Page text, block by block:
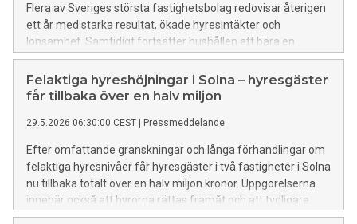
Flera av Sveriges största fastighetsbolag redovisar återigen
ett år med starka resultat, ökade hyresintäkter och
lönsamhet. Samtidigt fortsätter hushållen att bära en
växande kostnadsbörda – en utveckling som enligt
Hyresgästföreningen måste märkas i årets
hyresförhandlingar.
Felaktiga hyreshöjningar i Solna – hyresgäster
får tillbaka över en halv miljon
29.5.2026 06:30:00 CEST | Pressmeddelande
Efter omfattande granskningar och långa förhandlingar om
felaktiga hyresnivåer får hyresgäster i två fastigheter i Solna
nu tillbaka totalt över en halv miljon kronor. Uppgörelserna
innebär också att hyrorna rättas framåt och att tydligare
regler införs vid framtida upprustningar.